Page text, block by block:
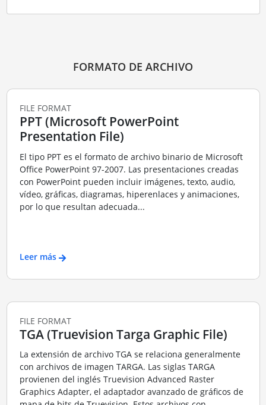
FORMATO DE ARCHIVO
FILE FORMAT
PPT (Microsoft PowerPoint
Presentation File)
El tipo PPT es el formato de archivo binario de Microsoft
Office PowerPoint 97-2007. Las presentaciones creadas
con PowerPoint pueden incluir imágenes, texto, audio,
vídeo, gráficas, diagramas, hiperenlaces y animaciones,
por lo que resultan adecuada...
Leer más
FILE FORMAT
TGA (Truevision Targa Graphic File)
La extensión de archivo TGA se relaciona generalmente
con archivos de imagen TARGA. Las siglas TARGA
provienen del inglés Truevision Advanced Raster
Graphics Adapter, el adaptador avanzado de gráficos de